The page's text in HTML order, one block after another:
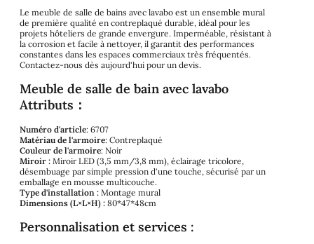
Le meuble de salle de bains avec lavabo est un ensemble mural
de première qualité en contreplaqué durable, idéal pour les
projets hôteliers de grande envergure. Imperméable, résistant à
la corrosion et facile à nettoyer, il garantit des performances
constantes dans les espaces commerciaux très fréquentés.
Contactez-nous dès aujourd'hui pour un devis.
Meuble de salle de bain avec lavabo
Attributs：
Numéro d'article: 6707
Matériau de l'armoire: Contreplaqué
Couleur de l'armoire: Noir
Miroir : Miroir LED (3,5 mm/3,8 mm), éclairage tricolore,
désembuage par simple pression d'une touche, sécurisé par un
emballage en mousse multicouche.
Type d'installation : Montage mural
Dimensions (L×L×H) : 80*47*48cm
Personnalisation et services :